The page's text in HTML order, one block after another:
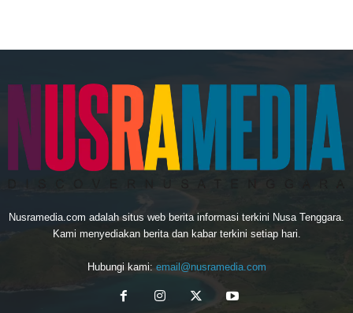
Nusramedia.com adalah situs web berita informasi terkini Nusa Tenggara.
Kami menyediakan berita dan kabar terkini setiap hari.
Hubungi kami: email@nusramedia.com